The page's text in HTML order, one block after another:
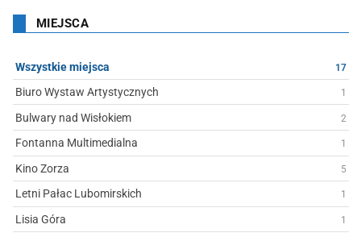
MIEJSCA
Wszystkie miejsca 17
Biuro Wystaw Artystycznych 1
Bulwary nad Wisłokiem 2
Fontanna Multimedialna 1
Kino Zorza 5
Letni Pałac Lubomirskich 1
Lisia Góra 1